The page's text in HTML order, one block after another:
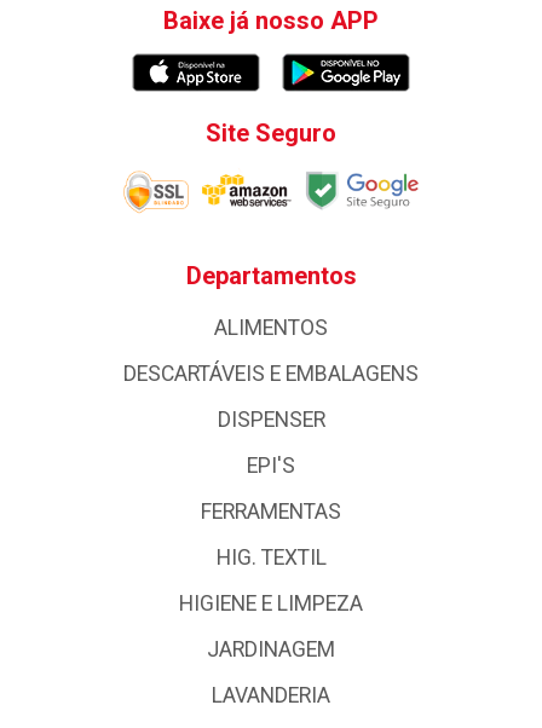
Baixe já nosso APP
Site Seguro
Departamentos
ALIMENTOS
DESCARTÁVEIS E EMBALAGENS
DISPENSER
EPI'S
FERRAMENTAS
HIG. TEXTIL
HIGIENE E LIMPEZA
JARDINAGEM
LAVANDERIA